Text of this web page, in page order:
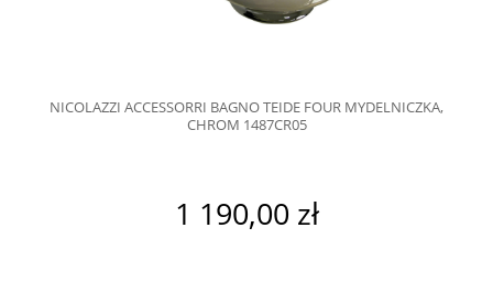
NICOLAZZI ACCESSORRI BAGNO TEIDE FOUR MYDELNICZKA,
CHROM 1487CR05
1 190,00 zł